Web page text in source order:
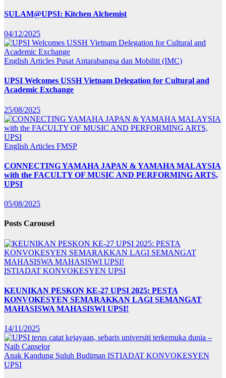
SULAM@UPSI: Kitchen Alchemist
04/12/2025
English Articles Pusat Antarabangsa dan Mobiliti (IMC)
UPSI Welcomes USSH Vietnam Delegation for Cultural and
Academic Exchange
25/08/2025
English Articles FMSP
CONNECTING YAMAHA JAPAN & YAMAHA MALAYSIA
with the FACULTY OF MUSIC AND PERFORMING ARTS,
UPSI
05/08/2025
Posts Carousel
ISTIADAT KONVOKESYEN UPSI
KEUNIKAN PESKON KE-27 UPSI 2025: PESTA
KONVOKESYEN SEMARAKKAN LAGI SEMANGAT
MAHASISWA MAHASISWI UPSI!
14/11/2025
Anak Kandung Suluh Budiman ISTIADAT KONVOKESYEN
UPSI